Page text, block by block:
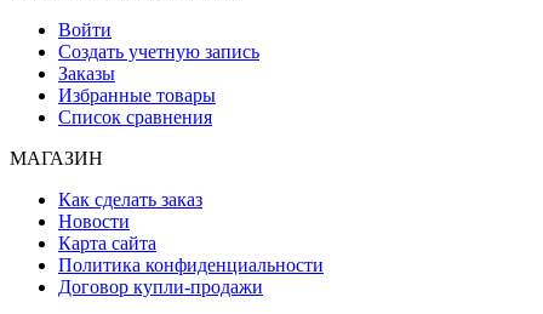
Войти
Создать учетную запись
Заказы
Избранные товары
Список сравнения
МАГАЗИН
Как сделать заказ
Новости
Карта сайта
Политика конфиденциальности
Договор купли-продажи